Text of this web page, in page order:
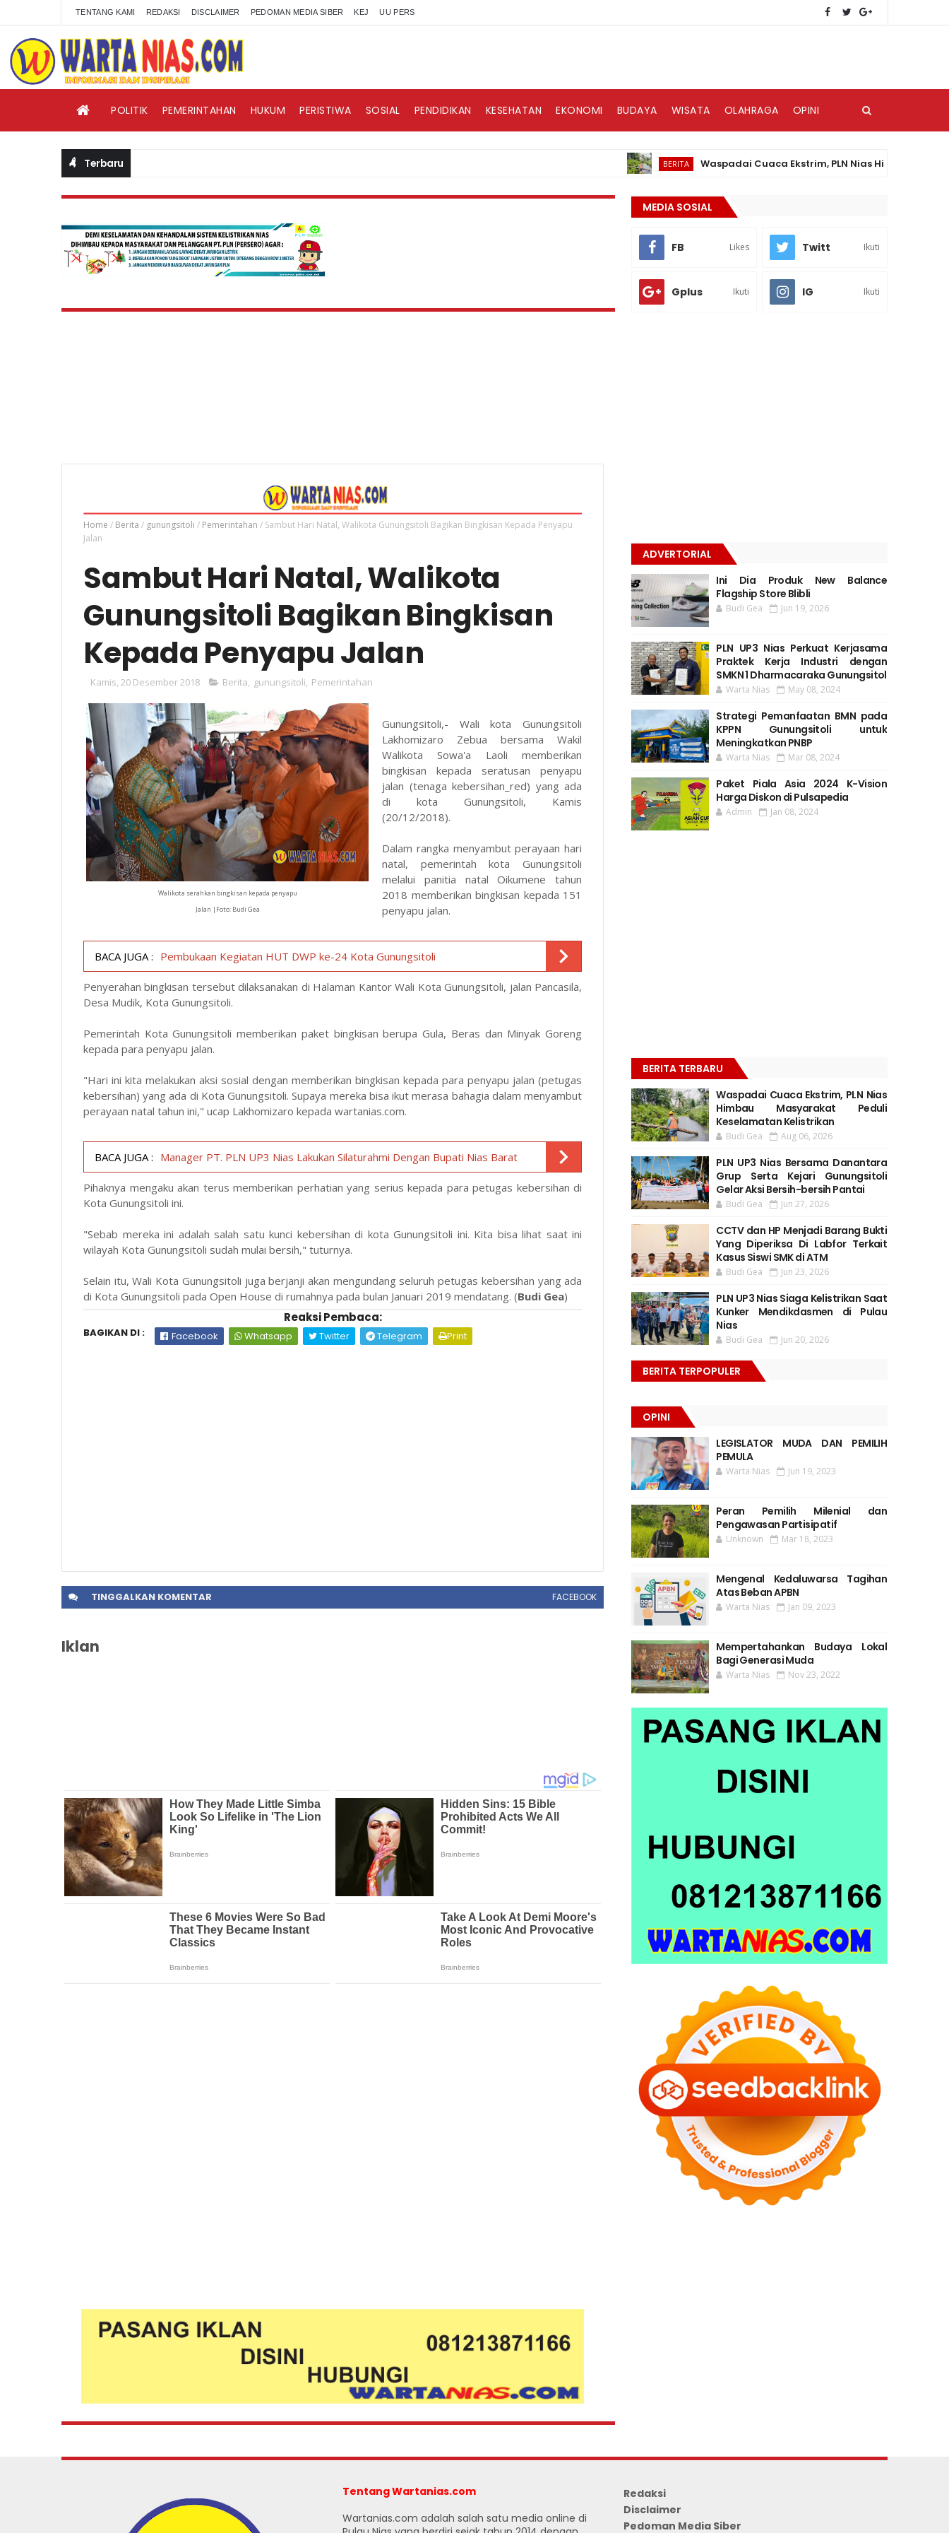
TENTANG KAMI REDAKSI DISCLAIMER PEDOMAN MEDIA SIBER KEJ UU PERS
POLITIK PEMERINTAHAN HUKUM PERISTIWA SOSIAL PENDIDIKAN KESEHATAN EKONOMI BUDAYA WISATA OLAHRAGA OPINI
Terbaru BERITA Waspadai Cuaca Ekstrim, PLN Nias Himbau
Home / Berita / gunungsitoli / Pemerintahan / Sambut Hari Natal, Walikota Gunungsitoli Bagikan Bingkisan Kepada Penyapu
Jalan
Sambut Hari Natal, Walikota
Gunungsitoli Bagikan Bingkisan
Kepada Penyapu Jalan
Kamis, 20 Desember 2018 Berita gunungsitoli Pemerintahan
Walikota serahkan bingkisan kepada penyapu
Jalan |Foto: Budi Gea
Gunungsitoli,- Wali kota Gunungsitoli
Lakhomizaro Zebua bersama Wakil
Walikota Sowa'a Laoli memberikan
bingkisan kepada seratusan penyapu
jalan (tenaga kebersihan_red) yang ada
di kota Gunungsitoli, Kamis
(20/12/2018).
Dalam rangka menyambut perayaan hari
natal, pemerintah kota Gunungsitoli
melalui panitia natal Oikumene tahun
2018 memberikan bingkisan kepada 151
penyapu jalan.
BACA JUGA : Pembukaan Kegiatan HUT DWP ke-24 Kota Gunungsitoli
Penyerahan bingkisan tersebut dilaksanakan di Halaman Kantor Wali Kota Gunungsitoli, jalan Pancasila,
Desa Mudik, Kota Gunungsitoli.
Pemerintah Kota Gunungsitoli memberikan paket bingkisan berupa Gula, Beras dan Minyak Goreng
kepada para penyapu jalan.
"Hari ini kita melakukan aksi sosial dengan memberikan bingkisan kepada para penyapu jalan (petugas
kebersihan) yang ada di Kota Gunungsitoli. Supaya mereka bisa ikut merasa bahagia dalam menyambut
perayaan natal tahun ini," ucap Lakhomizaro kepada wartanias.com.
BACA JUGA : Manager PT. PLN UP3 Nias Lakukan Silaturahmi Dengan Bupati Nias Barat
Pihaknya mengaku akan terus memberikan perhatian yang serius kepada para petugas kebersihan di
Kota Gunungsitoli ini.
"Sebab mereka ini adalah salah satu kunci kebersihan di kota Gunungsitoli ini. Kita bisa lihat saat ini
wilayah Kota Gunungsitoli sudah mulai bersih," tuturnya.
Selain itu, Wali Kota Gunungsitoli juga berjanji akan mengundang seluruh petugas kebersihan yang ada
di Kota Gunungsitoli pada Open House di rumahnya pada bulan Januari 2019 mendatang. (Budi Gea)
Reaksi Pembaca:
BAGIKAN DI : Facebook Whatsapp Twitter Telegram Print
TINGGALKAN KOMENTAR FACEBOOK
Iklan
MEDIA SOSIAL
FB Likes Twitt Ikuti
Gplus Ikuti IG Ikuti
ADVERTORIAL
Ini Dia Produk New Balance
Flagship Store Blibli
Budi Gea Jun 19, 2026
PLN UP3 Nias Perkuat Kerjasama
Praktek Kerja Industri dengan
SMKN 1 Dharmacaraka Gunungsitol
Warta Nias May 08, 2024
Strategi Pemanfaatan BMN pada
KPPN Gunungsitoli untuk
Meningkatkan PNBP
Warta Nias Mar 08, 2024
Paket Piala Asia 2024 K-Vision
Harga Diskon di Pulsapedia
Admin Jan 08, 2024
BERITA TERBARU
Waspadai Cuaca Ekstrim, PLN Nias
Himbau Masyarakat Peduli
Keselamatan Kelistrikan
Budi Gea Aug 06, 2026
PLN UP3 Nias Bersama Danantara
Grup Serta Kejari Gunungsitoli
Gelar Aksi Bersih-bersih Pantai
Budi Gea Jun 27, 2026
CCTV dan HP Menjadi Barang Bukti
Yang Diperiksa Di Labfor Terkait
Kasus Siswi SMK di ATM
Budi Gea Jun 23, 2026
PLN UP3 Nias Siaga Kelistrikan Saat
Kunker Mendikdasmen di Pulau
Nias
Budi Gea Jun 20, 2026
BERITA TERPOPULER
OPINI
LEGISLATOR MUDA DAN PEMILIH
PEMULA
Warta Nias Jun 19, 2023
Peran Pemilih Milenial dan
Pengawasan Partisipatif
Unknown Mar 18, 2023
Mengenal Kedaluwarsa Tagihan
Atas Beban APBN
Warta Nias Jan 09, 2023
Mempertahankan Budaya Lokal
Bagi Generasi Muda
Warta Nias Nov 23, 2022
Tentang Wartanias.com
Wartanias.com adalah salah satu media online di
Redaksi
Disclaimer
Pedoman Media Siber